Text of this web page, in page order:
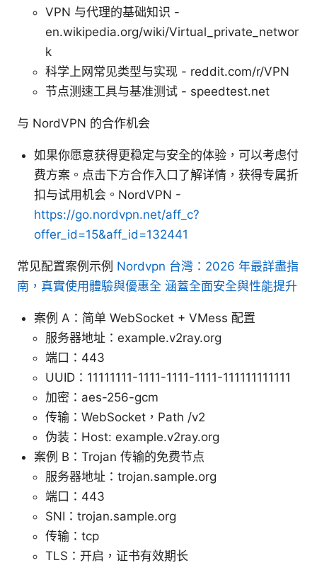
VPN 与代理的基础知识 -
en.wikipedia.org/wiki/Virtual_private_networ
k
科学上网常见类型与实现 - reddit.com/r/VPN
节点测速工具与基准测试 - speedtest.net
与 NordVPN 的合作机会
如果你愿意获得更稳定与安全的体验，可以考虑付
费方案。点击下方合作入口了解详情，获得专属折
扣与试用机会。NordVPN -
https://go.nordvpn.net/aff_c?
offer_id=15&aff_id=132441
常见配置案例示例 Nordvpn 台灣：2026 年最詳盡指
南，真實使用體驗與優惠全 涵蓋全面安全與性能提升
案例 A：简单 WebSocket + VMess 配置
服务器地址：example.v2ray.org
端口：443
UUID：11111111-1111-1111-1111-111111111111
加密：aes-256-gcm
传输：WebSocket，Path /v2
伪装：Host: example.v2ray.org
案例 B：Trojan 传输的免费节点
服务器地址：trojan.sample.org
端口：443
SNI：trojan.sample.org
传输：tcp
TLS：开启，证书有效期长